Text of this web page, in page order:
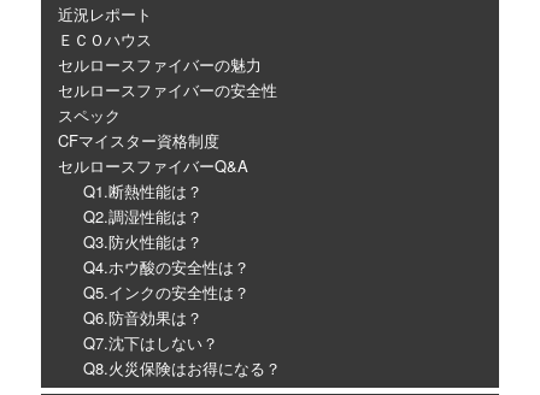
近況レポート
ＥＣＯハウス
セルロースファイバーの魅力
セルロースファイバーの安全性
スペック
CFマイスター資格制度
セルロースファイバーQ&A
Q1.断熱性能は？
Q2.調湿性能は？
Q3.防火性能は？
Q4.ホウ酸の安全性は？
Q5.インクの安全性は？
Q6.防音効果は？
Q7.沈下はしない？
Q8.火災保険はお得になる？